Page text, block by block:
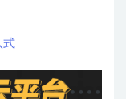
式